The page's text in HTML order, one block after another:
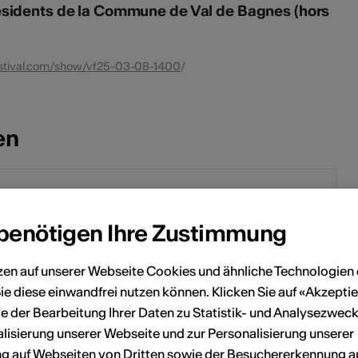
de la Commune de Val de Bagnes (hors
show/vf25-03-08-1400/
Sa So
2 3
9 10
17
Mo Di Mi Do Fr Sa
1 2 3 4 5 6 7
8 9 10 11 12 13 14
15 16 17 18 19 20 21
Ihre Zustimmung
auf unserer Webseite Cookies und ähnliche Technologien
diese einwandfrei nutzen können. Klicken Sie auf
der Bearbeitung Ihrer Daten zu Statistik- und
unserer Webseite und zur Personalisierung unserer
auf Webseiten von Dritten sowie der Besuchererkennung